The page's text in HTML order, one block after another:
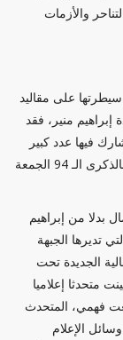
والأزمات
على مقاليد
إبراهيم منير، فقد
فيها عدد كبير
من قادة الجماعة في كافة الدول والأقطار للاحتفال بالذكرى الـ 94 الجمعة
بدلا من إبراهيم
تديرها الجبهة
الجديدة تحت
عينت متحدثا إعلاميا
فهمي، المتحدث
الإعلام